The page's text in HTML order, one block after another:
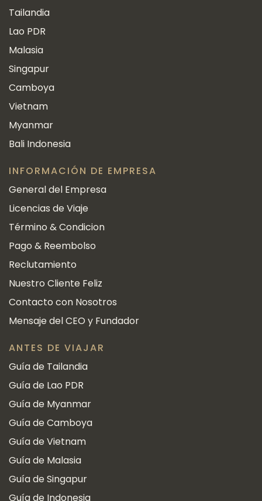
Tailandia
Lao PDR
Malasia
Singapur
Camboya
Vietnam
Myanmar
Bali Indonesia
INFORMACIÓN DE EMPRESA
General del Empresa
Licencias de Viaje
Término & Condicion
Pago & Reembolso
Reclutamiento
Nuestro Cliente Feliz
Contacto con Nosotros
Mensaje del CEO y Fundador
ANTES DE VIAJAR
Guía de Tailandia
Guía de Lao PDR
Guía de Myanmar
Guía de Camboya
Guía de Vietnam
Guía de Malasia
Guía de Singapur
Guía de Indonesia